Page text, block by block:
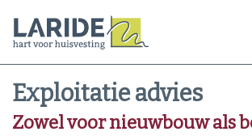
Exploitatie advies
Zowel voor nieuwbouw als